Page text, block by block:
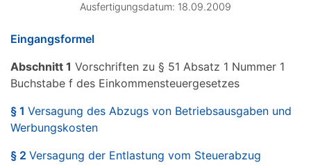
Ausfertigungsdatum: 18.09.2009
Eingangsformel
Abschnitt 1 Vorschriften zu § 51 Absatz 1 Nummer 1
Buchstabe f des Einkommensteuergesetzes
§ 1 Versagung des Abzugs von Betriebsausgaben und
Werbungskosten
§ 2 Versagung der Entlastung vom Steuerabzug